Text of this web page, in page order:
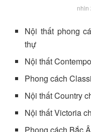
nhìn
Nội thất phong
thự
Nội thất
Phong cách
Nội thất Country
Nội thất Victoria
Phong cách Bắc